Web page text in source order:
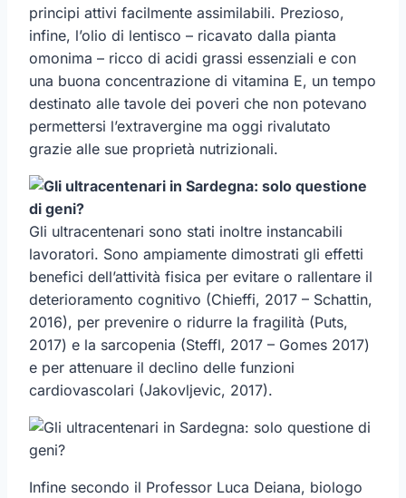
principi attivi facilmente assimilabili. Prezioso,
infine, l’olio di lentisco – ricavato dalla pianta
omonima – ricco di acidi grassi essenziali e con
una buona concentrazione di vitamina E, un tempo
destinato alle tavole dei poveri che non potevano
permettersi l’extravergine ma oggi rivalutato
grazie alle sue proprietà nutrizionali.
Gli ultracentenari sono stati inoltre instancabili
lavoratori. Sono ampiamente dimostrati gli effetti
benefici dell’attività fisica per evitare o rallentare il
deterioramento cognitivo (Chieffi, 2017 – Schattin,
2016), per prevenire o ridurre la fragilità (Puts,
2017) e la sarcopenia (Steffl, 2017 – Gomes 2017)
e per attenuare il declino delle funzioni
cardiovascolari (Jakovljevic, 2017).
Infine secondo il Professor Luca Deiana, biologo